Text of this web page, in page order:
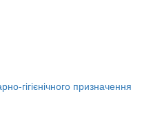
гігієнічного призначення